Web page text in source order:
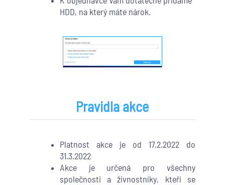
HDD, na který máte nárok.
Pravidla akce
Platnost akce je od 17.2.2022 do
31.3.2022
Akce je určená pro všechny
společnosti a živnostníky, kteří se